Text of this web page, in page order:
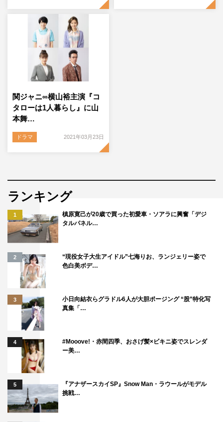
関ジャニ∞横山裕主演『コ
タローは1人暮らし』に山
本舞…
ドラマ 2021年03月23日
ランキング
1
槙原寛己が20歳で買った初愛車・ソアラに興奮「デジ
タルパネル…
2
“現役女子大生アイドル”七海りお、ランジェリー姿で
色白美ボデ…
3
小日向結衣らグラドル6人が大胆ポージング “股”特化写
真集「…
4
#Mooove!・赤間四季、おさげ髪×ビキニ姿でスレンダ
ー美…
5
『アナザースカイSP』Snow Man・ラウールがモデル
挑戦…